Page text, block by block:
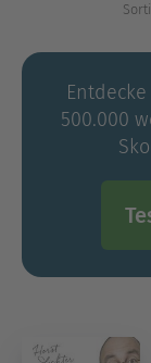
Restaurant,
1999 beginnt
2005 kocht er
B. Kerner,
weiter mit
und
„Lichters
jeweils vor
500.000